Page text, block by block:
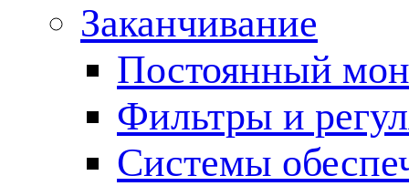
Заканчивание
Постоянный
Фильтры и
Cистемы